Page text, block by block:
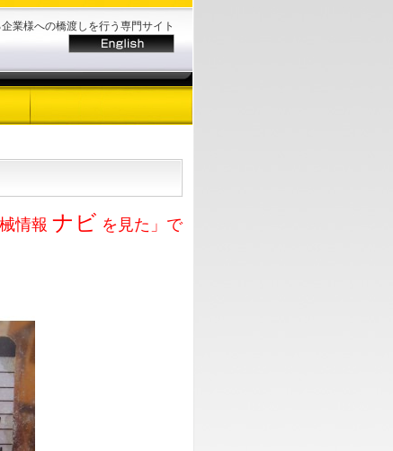
業様への橋渡しを行う専門サイト
情報 ナビ を見た」で